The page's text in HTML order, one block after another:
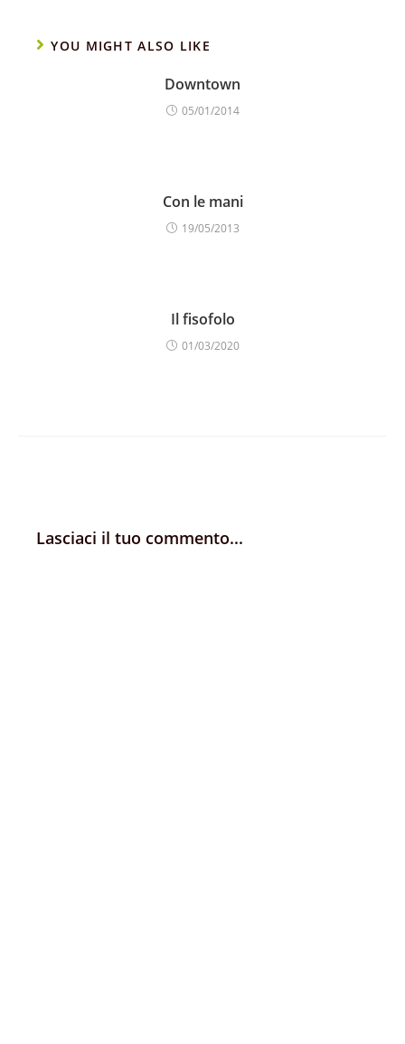
YOU MIGHT ALSO LIKE
Downtown
05/01/2014
Con le mani
19/05/2013
Il fisofolo
01/03/2020
Lasciaci il tuo commento...